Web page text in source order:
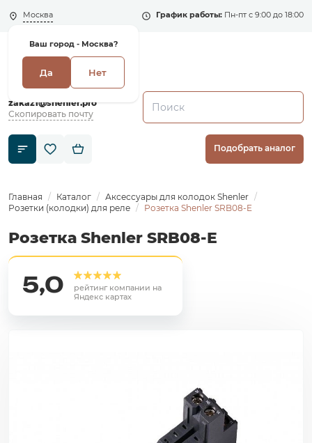
Москва
Ваш город - Москва?
Да Нет
График работы: Пн-пт с 9:00 до 18:00
+7 (495) 135-135-5
zakaz1@shenler.pro
Скопировать почту
Подобрать аналог
Главная Каталог
Аксессуары для колодок Shenler
Розетки (колодки) для реле
Розетка Shenler SRB08-E
Розетка Shenler SRB08-E
5,0
рейтинг компании на
Яндекс картах